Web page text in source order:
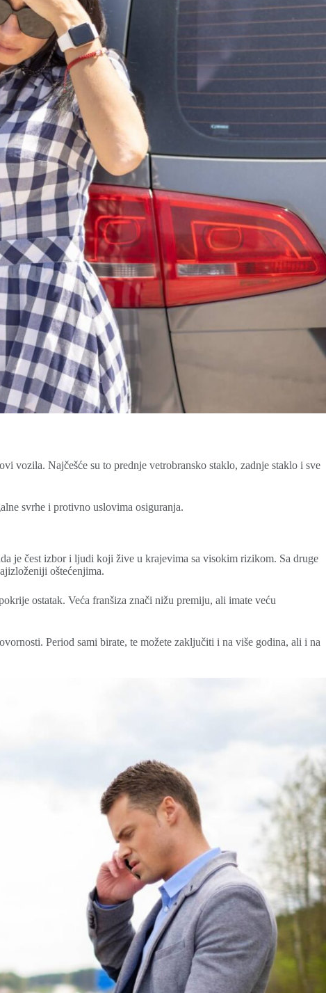
vozila. Najčešće su to prednje vetrobransko staklo, zadnje staklo i sve
svrhe i protivno uslovima osiguranja.
je čest izbor i ljudi koji žive u krajevima sa visokim rizikom. Sa druge
oštećenjima.
ostatak. Veća franšiza znači nižu premiju, ali imate veću
Period sami birate, te možete zaključiti i na više godina, ali i na